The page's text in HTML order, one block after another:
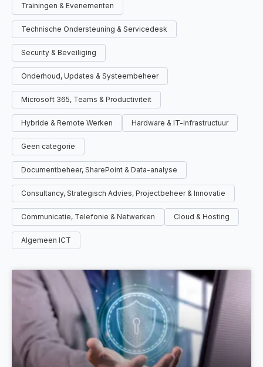
Trainingen & Evenementen
Technische Ondersteuning & Servicedesk
Security & Beveiliging
Onderhoud, Updates & Systeembeheer
Microsoft 365, Teams & Productiviteit
Hybride & Remote Werken Hardware & IT-infrastructuur
Geen categorie
Documentbeheer, SharePoint & Data-analyse
Consultancy, Strategisch Advies, Projectbeheer & Innovatie
Communicatie, Telefonie & Netwerken Cloud & Hosting
Algemeen ICT